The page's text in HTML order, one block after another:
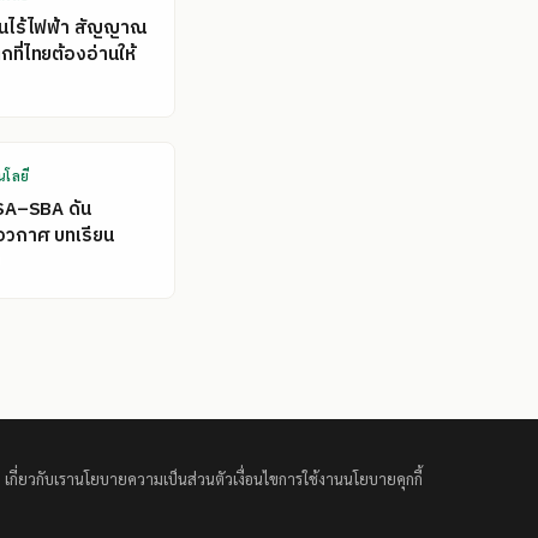
ไร้ไฟฟ้า สัญญาณ
ที่ไทยต้องอ่านให้
โลยี
ดัน
กาศ บทเรียน
เกี่ยวกับเรานโยบายความเป็นส่วนตัวเงื่อนไขการใช้งานนโยบายคุกกี้